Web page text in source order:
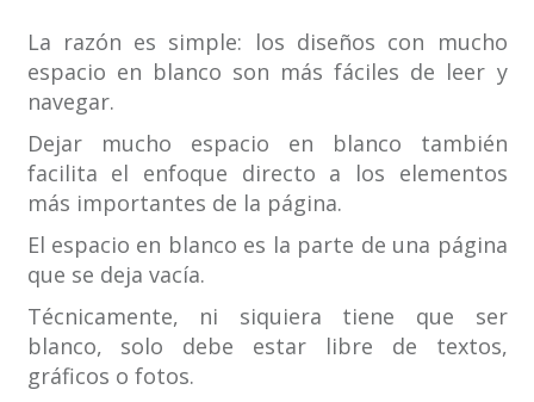
La razón es simple: los diseños con mucho
espacio en blanco son más fáciles de leer y
navegar.
Dejar mucho espacio en blanco también
facilita el enfoque directo a los elementos
más importantes de la página.
El espacio en blanco es la parte de una página
que se deja vacía.
Técnicamente, ni siquiera tiene que ser
blanco, solo debe estar libre de textos,
gráficos o fotos.